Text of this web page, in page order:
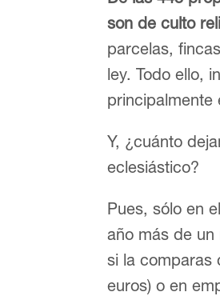
son de culto
parcelas,
ley. Todo ello,
principalmente
Y, ¿cuánto
eclesiástico?
Pues, sólo en
año más de
si la comparas
euros) o en